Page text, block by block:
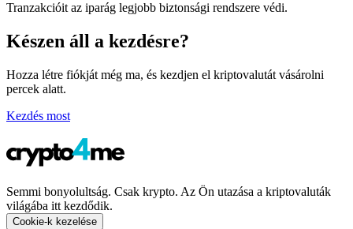
Tranzakcióit az iparág legjobb biztonsági rendszere védi.
Készen áll a kezdésre?
Hozza létre fiókját még ma, és kezdjen el kriptovalutát vásárolni
percek alatt.
Kezdés most
Semmi bonyolultság. Csak krypto. Az Ön utazása a kriptovaluták
világába itt kezdődik.
Cookie-k kezelése